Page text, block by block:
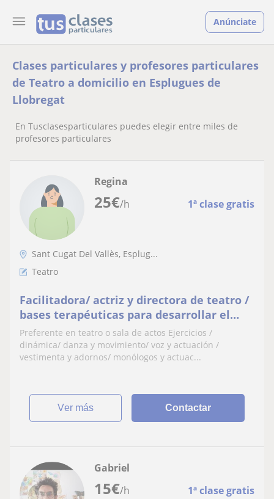
Anúnciate
Clases particulares y profesores particulares
de Teatro a domicilio en Esplugues de
Llobregat
En Tusclasesparticulares puedes elegir entre miles de
profesores particulares
25€/h 1ª clase gratis
Regina
Sant Cugat Del Vallès, Esplug...
Teatro
Facilitadora/ actriz y directora de teatro /
bases terapéuticas para desarrollar el
alma en escena
Preferente en teatro o sala de actos Ejercicios /
dinámica/ danza y movimiento/ voz y actuación /
vestimenta y adornos/ monólogos y actuac...
ver más Contactar
15€/h 1ª clase gratis
Gabriel